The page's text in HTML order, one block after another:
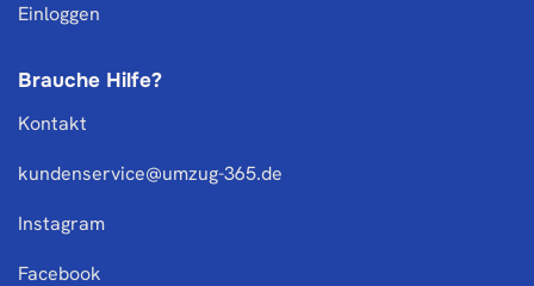
Einloggen
Brauche Hilfe?
Kontakt
kundenservice@umzug-365.de
Instagram
Facebook